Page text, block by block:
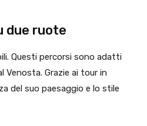
due ruote
Questi percorsi sono adatti
Venosta. Grazie ai tour in
del suo paesaggio e lo stile